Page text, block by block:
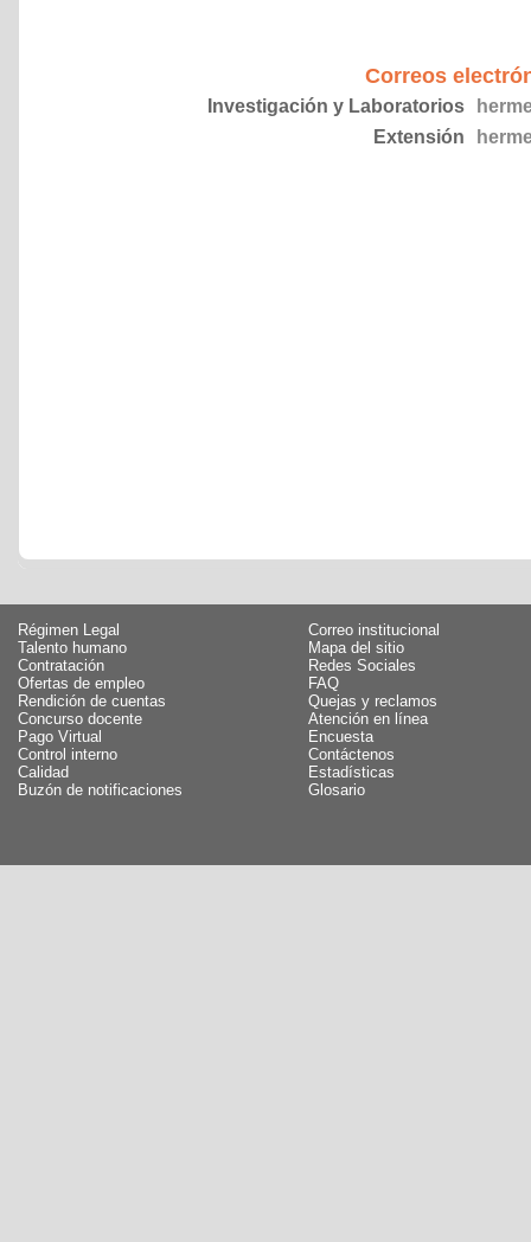
Correos
Investigación y Laboratorios
Extensión
Régimen Legal
Talento humano
Contratación
Ofertas de empleo
Rendición de cuentas
Concurso docente
Pago Virtual
Control interno
Calidad
Buzón de notificaciones
Correo institucional
Mapa del sitio
Redes Sociales
FAQ
Quejas y reclamos
Atención en línea
Encuesta
Contáctenos
Estadísticas
Glosario